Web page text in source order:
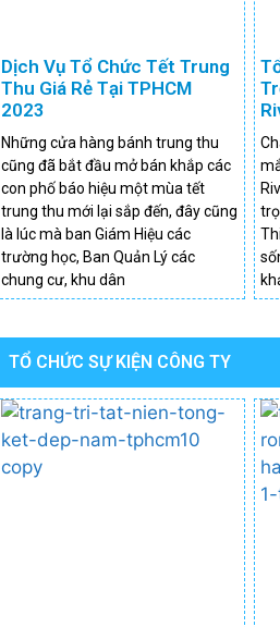
Dịch Vụ Tổ Chức Tết Trung
Thu Giá Rẻ Tại TPHCM
2023
Những cửa hàng bánh trung thu
cũng đã bắt đầu mở bán khắp các
con phố báo hiệu một mùa tết
trung thu mới lại sắp đến, đây cũng
là lúc mà ban Giám Hiệu các
trường học, Ban Quản Lý các
chung cư, khu dân
TỔ CHỨC SỰ KIỆN CÔNG TY